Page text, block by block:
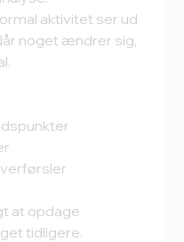
aktivitet ser ud
noget ændrer sig,
at opdage
tidligere.